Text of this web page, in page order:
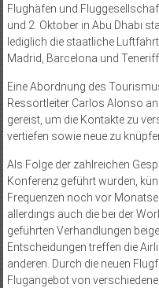
Flughäfen und
und 2. Oktober in Abu Dhabi
lediglich die staatliche
Madrid, Barcelona und
Eine Abordnung des
Ressortleiter Carlos Alonso
gereist, um die Kontakte zu
vertiefen sowie neue zu
Als Folge der zahlreichen
Konferenz geführt wurden,
Frequenzen noch vor
allerdings auch die bei der
geführten Verhandlungen
Entscheidungen treffen die
anderen. Durch die neuen
Flugangebot von